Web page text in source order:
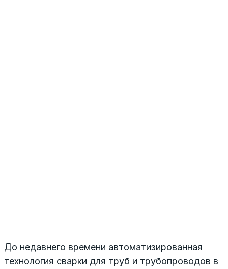
До недавнего времени автоматизированная
технология сварки для труб и трубопроводов в